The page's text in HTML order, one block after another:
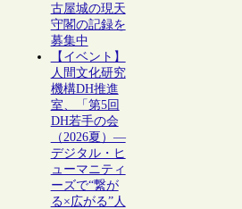
古屋城の現天
守閣の記録を
募集中
【イベント】
人間文化研究
機構DH推進
室、「第5回
DH若手の会
（2026夏）―
デジタル・ヒ
ューマニティ
ーズで“繋が
る×広がる”人